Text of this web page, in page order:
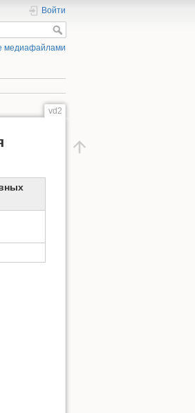
Войти
медиафайлами
vd2